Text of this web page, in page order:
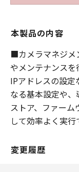
売代理
「許諾ソ
るアッ
トの提供
のでも
輸出
お客様は
諾ソフト
本製品の内容
■カメラマネジメ
やメンテナンスを
IPアドレスの設定
なる基本設定や
ストア、ファー
して効率よく実行
変更履歴